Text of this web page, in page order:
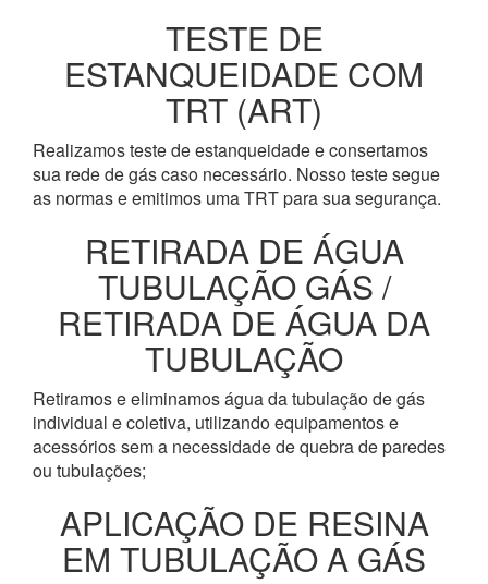
TESTE DE
ESTANQUEIDADE COM
TRT (ART)
Realizamos teste de estanqueidade e consertamos
sua rede de gás caso necessário. Nosso teste segue
as normas e emitimos uma TRT para sua segurança.
RETIRADA DE ÁGUA
TUBULAÇÃO GÁS /
RETIRADA DE ÁGUA DA
TUBULAÇÃO
Retiramos e eliminamos água da tubulação de gás
individual e coletiva, utilizando equipamentos e
acessórios sem a necessidade de quebra de paredes
ou tubulações;
APLICAÇÃO DE RESINA
EM TUBULAÇÃO A GÁS